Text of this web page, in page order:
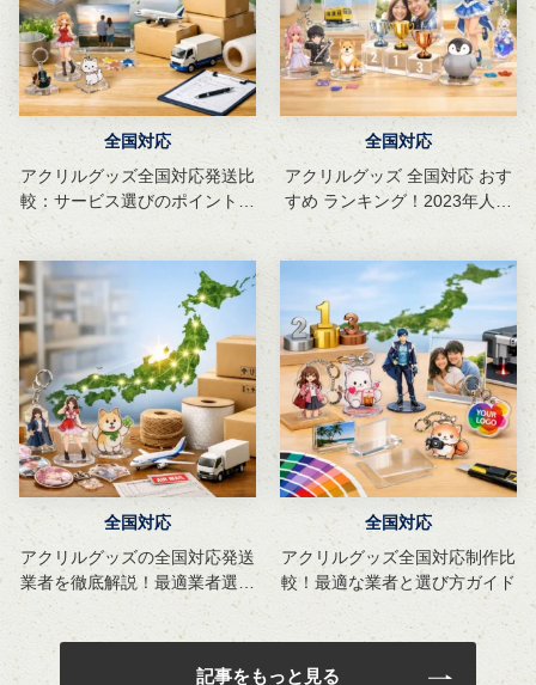
全国対応
アクリルグッズ全国対応発送比
較：サービス選びのポイントと
おすすめ店
全国対応
アクリルグッズ 全国対応 おす
すめ ランキング！2023年人気
商品まとめ
全国対応
アクリルグッズの全国対応発送
業者を徹底解説！最適業者選び
のポイント
全国対応
アクリルグッズ全国対応制作比
較！最適な業者と選び方ガイド
記事をもっと見る